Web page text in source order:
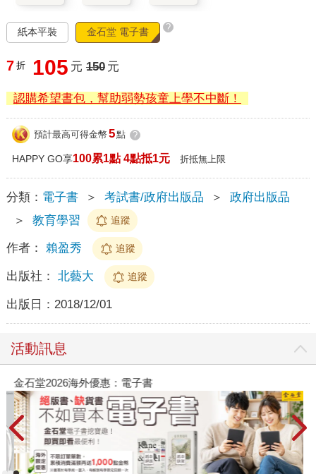
紙本平裝 金石堂 電子書 ?
7 折 105 元 150 元
認購希望書包，幫助弱勢孩童上學不中斷！
預計最高可得金幣 5點 ?
HAPPY GO享100累1點 4點抵1元 折抵無上限
分類： 電子書 ＞ 考試書/政府出版品 ＞
政府出版品
＞
教育學習 追蹤
作者： 賴盈秀 追蹤
出版社： 北藝大 追蹤
出版日： 2018/12/01
活動訊息
金石堂2026海外優惠：電子書